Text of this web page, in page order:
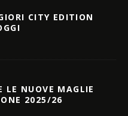
CITY EDITION
LE NUOVE MAGLIE
2025/26